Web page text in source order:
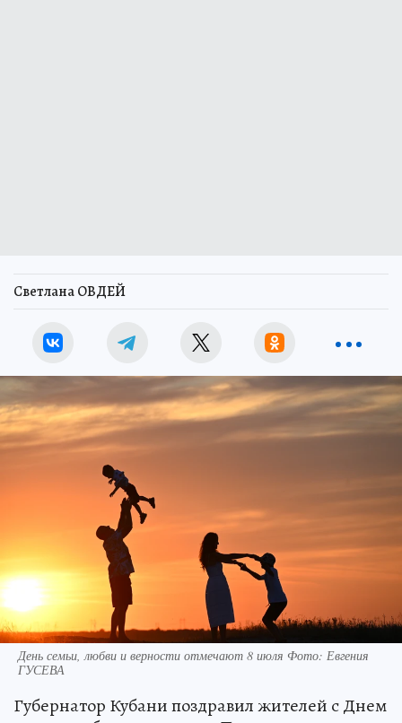
Светлана ОВДЕЙ
День семьи, любви и верности отмечают 8 июля Фото: Евгения
ГУСЕВА
Губернатор Кубани поздравил жителей с Днем